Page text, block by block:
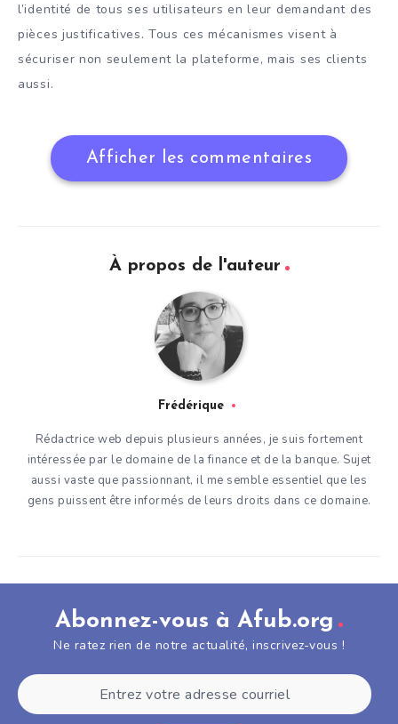
l’identité de tous ses utilisateurs en leur demandant des
pièces justificatives. Tous ces mécanismes visent à
sécuriser non seulement la plateforme, mais ses clients
aussi.
Afficher les commentaires
À propos de l'auteur
Frédérique
Rédactrice web depuis plusieurs années, je suis fortement
intéressée par le domaine de la finance et de la banque. Sujet
aussi vaste que passionnant, il me semble essentiel que les
gens puissent être informés de leurs droits dans ce domaine.
Abonnez-vous à Afub.org
Ne ratez rien de notre actualité, inscrivez-vous !